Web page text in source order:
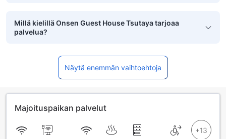
Millä kielillä Onsen Guest House Tsutaya tarjoaa
palvelua?
Näytä enemmän vaihtoehtoja
Majoituspaikan palvelut